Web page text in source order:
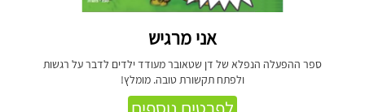
אני מרגיש
ספר ההפעלה הנפלא של דן שטאובר מעודד ילדים לדבר על רגשות
ולפתח תקשורת טובה. מומלץ!